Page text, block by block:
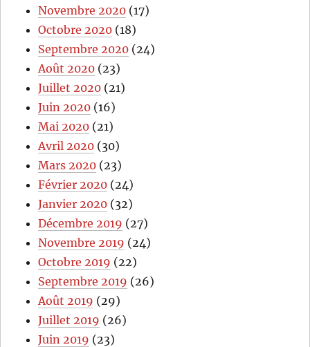
Novembre 2020 (17)
Octobre 2020 (18)
Septembre 2020 (24)
Août 2020 (23)
Juillet 2020 (21)
Juin 2020 (16)
Mai 2020 (21)
Avril 2020 (30)
Mars 2020 (23)
Février 2020 (24)
Janvier 2020 (32)
Décembre 2019 (27)
Novembre 2019 (24)
Octobre 2019 (22)
Septembre 2019 (26)
Août 2019 (29)
Juillet 2019 (26)
Juin 2019 (23)